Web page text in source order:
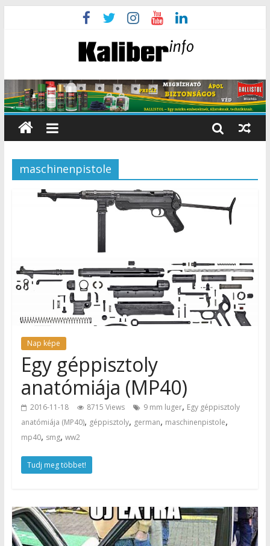
maschinenpistole
Nap képe
Egy géppisztoly
anatómiája (MP40)
2016-11-18 8715 Views 9 mm luger, Egy géppisztoly
anatómiája (MP40), géppisztoly, german, maschinenpistole,
mp40, smg, ww2
Tudj meg többet!